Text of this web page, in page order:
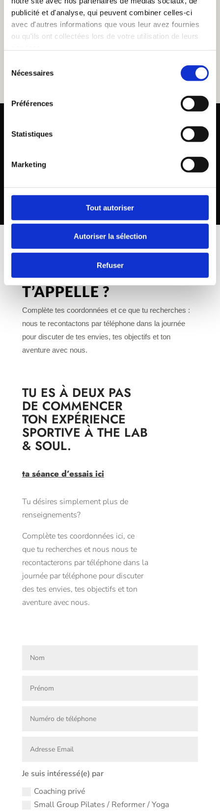
publicité et d'analyse, qui peuvent combiner celles-ci
avec d'autres informations que vous leur avez fournies
ou qu'ils ont collectées lors de votre utilisation de leurs
Nécessaires
Préférences
Statistiques
Marketing
Tout autoriser
Autoriser la sélection
Refuser
OFFRE DÉCOUVERTE · SPÉCIALE
TU PRÉFÈRES QU’ON
T’APPELLE ?
Complète tes coordonnées et ce que tu recherches :
nous te recontactons par téléphone dans la journée
pour discuter de tes envies, tes objectifs et ton
aventure avec nous.
TU ES À DEUX PAS
DE COMMENCER
TON EXPÉRIENCE
SPORTIVE À THE LAB
& SOUL.
ta séance d’essais ici
Tu désires simplement plus de
renseignements?
Complète tes coordonnées ici, ce
que tu recherches et nous nous te
recontacterons par téléphone dans la
journée par téléphone pour discuter
des tes envies, tes objectifs et ton
aventure avec nous.
Je suis intéressé(e) par
Coaching privé
Small Group Pilates / Reformer / Yoga